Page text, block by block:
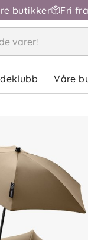
butikker Fri
Våre